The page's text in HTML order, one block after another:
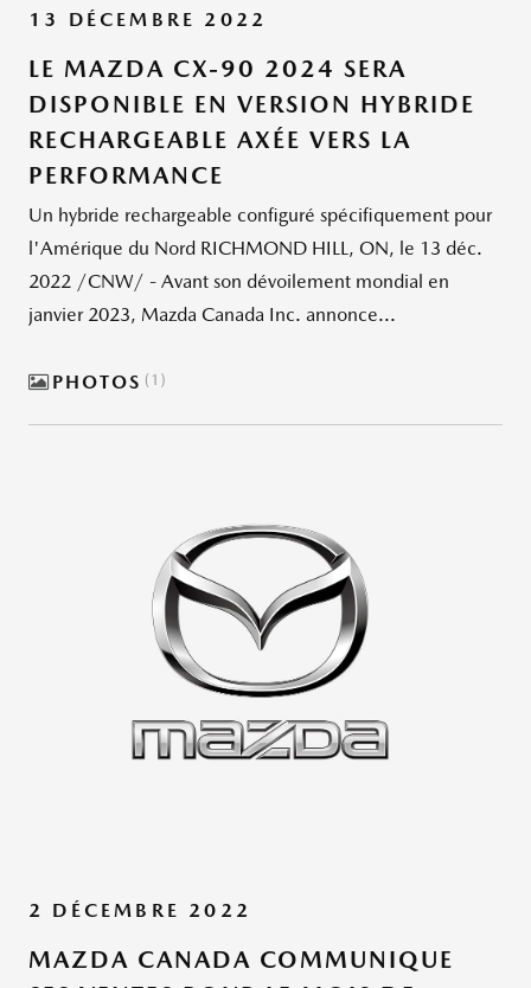
13 DÉCEMBRE 2022
LE MAZDA CX-90 2024 SERA
DISPONIBLE EN VERSION HYBRIDE
RECHARGEABLE AXÉE VERS LA
PERFORMANCE
Un hybride rechargeable configuré spécifiquement pour
l'Amérique du Nord RICHMOND HILL, ON, le 13 déc.
2022 /CNW/ - Avant son dévoilement mondial en
janvier 2023, Mazda Canada Inc. annonce...
PHOTOS 1
2 DÉCEMBRE 2022
MAZDA CANADA COMMUNIQUE